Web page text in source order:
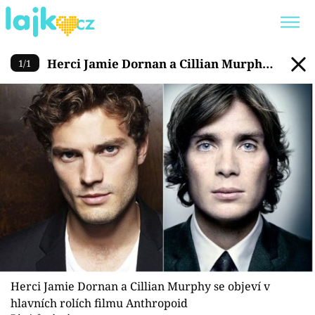
Trendy: KARLOS VÉMOLA
ONLYFANS
SHOPAHOLICADEL
CLASH OF THE STARS
Témata
Showbyznys
Youtubeři
Virály
Herci Jamie Dornan a
1/1
Herci Jamie Dornan a Cillian Murphy
se objeví v hlavních rolích filmu
Anthropoid
Herci Jamie Dornan a Cillian Murphy se objeví v
hlavních rolích filmu Anthropoid